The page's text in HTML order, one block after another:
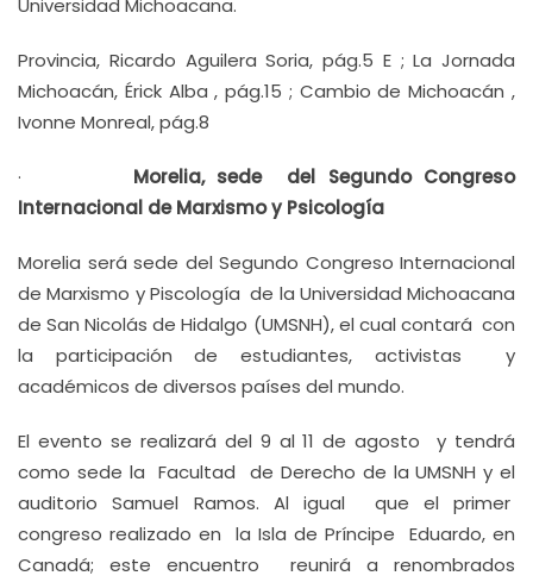
Universidad Michoacana.
Provincia, Ricardo Aguilera Soria, pág.5 E ; La Jornada
Michoacán, Érick Alba , pág.15 ; Cambio de Michoacán ,
Ivonne Monreal, pág.8
· Morelia, sede del Segundo Congreso
Internacional de Marxismo y Psicología
Morelia será sede del Segundo Congreso Internacional
de Marxismo y Piscología de la Universidad Michoacana
de San Nicolás de Hidalgo (UMSNH), el cual contará con
la participación de estudiantes, activistas y
académicos de diversos países del mundo.
El evento se realizará del 9 al 11 de agosto y tendrá
como sede la Facultad de Derecho de la UMSNH y el
auditorio Samuel Ramos. Al igual que el primer
congreso realizado en la Isla de Príncipe Eduardo, en
Canadá; este encuentro reunirá a renombrados